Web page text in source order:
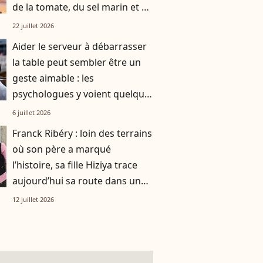
de la tomate, du sel marin et un
smoothie"
22 juillet 2026
Aider le serveur à débarrasser
la table peut sembler être un
geste aimable : les
psychologues y voient quelque
chose de bien plus profond.
6 juillet 2026
Franck Ribéry : loin des terrains
où son père a marqué
l’histoire, sa fille Hiziya trace
aujourd’hui sa route dans un
tout autre univers
12 juillet 2026